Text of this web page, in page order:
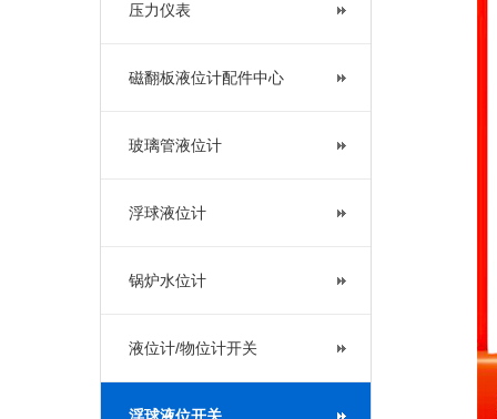
压力仪表
磁翻板液位计配件中心
玻璃管液位计
浮球液位计
锅炉水位计
液位计/物位计开关